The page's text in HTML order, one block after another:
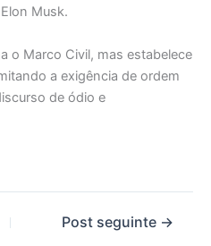
Musk.
o Marco Civil, mas estabelece
a exigência de ordem
de ódio e
Post seguinte →